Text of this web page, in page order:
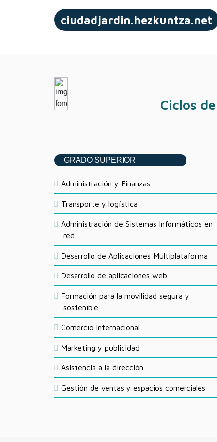
ciudadjardin.hezkuntza.net
Ciclos
GRADO SUPERIOR
Administración y Finanzas
Transporte y logística
Administración de Sistemas Informáticos en
red
Desarrollo de Aplicaciones Multiplataforma
Desarrollo de aplicaciones web
Formación para la movilidad segura y
sostenible
Comercio Internacional
Marketing y publicidad
Asistencia a la dirección
Gestión de ventas y espacios comerciales